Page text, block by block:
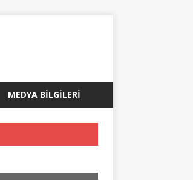
MEDYA BİLGİLERİ